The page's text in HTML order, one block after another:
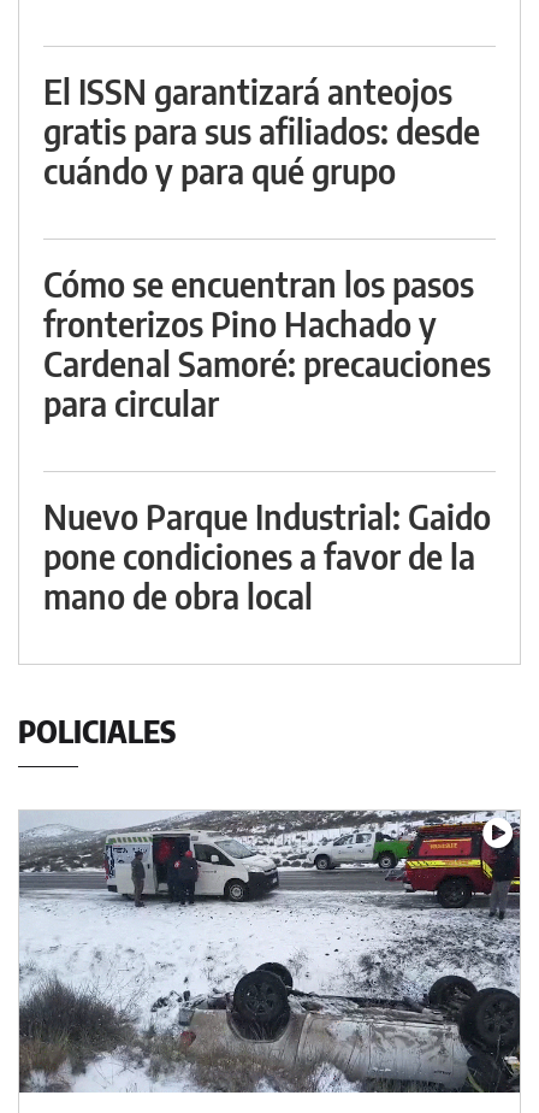
El ISSN garantizará anteojos
gratis para sus afiliados: desde
cuándo y para qué grupo
Cómo se encuentran los pasos
fronterizos Pino Hachado y
Cardenal Samoré: precauciones
para circular
Nuevo Parque Industrial: Gaido
pone condiciones a favor de la
mano de obra local
POLICIALES